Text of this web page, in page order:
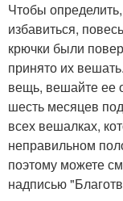
Чтобы
избавиться,
крючки были
принято их
вещь, вешайте ее
шесть месяцев
всех вешалках,
неправильном
поэтому можете
надписью